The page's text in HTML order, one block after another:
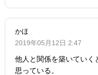
かほ
2019年05月12日 2:47
他人と関係を築いていく
思っている。